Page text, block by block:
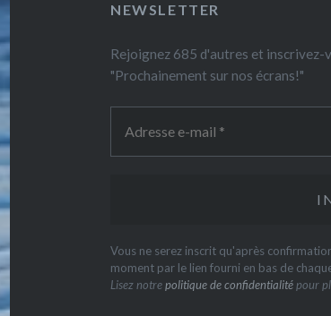
NEWSLETTER
Rejoignez 685 d'autres et
"Prochainement sur nos écrans!"
Vous ne serez inscrit qu'après
moment par le lien fourni en bas de
Lisez notrepolitique de confidentialitépour